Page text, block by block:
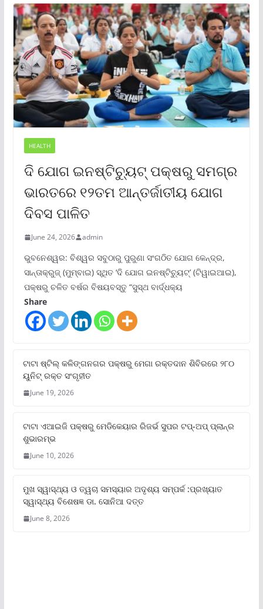
HEALTH
ଦି ଯୋଗ ଇନଷ୍ଟିଚ୍ୟୁଟ୍ ପକ୍ଷରୁ ସମଗ୍ର
ଭାରତରେ ୧୨ତମ ଆନ୍ତର୍ଜାତୀୟ ଯୋଗ
ଦିବସ ପାଳିତ
June 24, 2026 admin
ଭୁବନେଶ୍ୱର: ବିଶ୍ୱର ସବୁଠାରୁ ପୁରୁଣା ସଂଗଠିତ ଯୋଗ କେନ୍ଦ୍ର,
ସାନ୍ତାକ୍ରୁଜ୍ (ମୁମ୍ବାଇ) ସ୍ଥିତ ‘ଦି ଯୋଗ ଇନଷ୍ଟିଚ୍ୟୁଟ୍‌’ (ଟିୱାଇଆଇ),
ପକ୍ଷରୁ ଚଳିତ ବର୍ଷର ବିଷୟବସ୍ତୁ “ସୁସ୍ଥ ବାର୍ଦ୍ଧକ୍ୟ
Share
ଟାଟା ଷ୍ଟିଲ୍‌ କଳିଙ୍ଗନଗର ପକ୍ଷରୁ ମେଗା ରକ୍ତଦାନ ଶିବିରରେ ୨୮୦
ୟୁନିଟ୍‌ ରକ୍ତ ସଂଗୃହୀତ
June 19, 2026
ଟାଟା ଏଆଇଜି ପକ୍ଷରୁ ମେଡିକେୟାର ରିଜର୍ଭ ସୁପର ଟପ୍‌-ଅପ୍ ପ୍ଲାନ୍‌ର
ଶୁଭାରମ୍ଭ
June 10, 2026
ମୁଖ ସ୍ୱାସ୍ଥ୍ୟ ଓ ତ୍ୱଚା ସମସ୍ୟାର ଅଦୃଶ୍ୟ ସମ୍ପର୍କ :ପ୍ରଖ୍ୟାତ
ସ୍ୱାସ୍ଥ୍ୟ ବିଶେଷଜ୍ଞ ଡା. ସୋନିଆ ଦତ୍ତ
June 8, 2026